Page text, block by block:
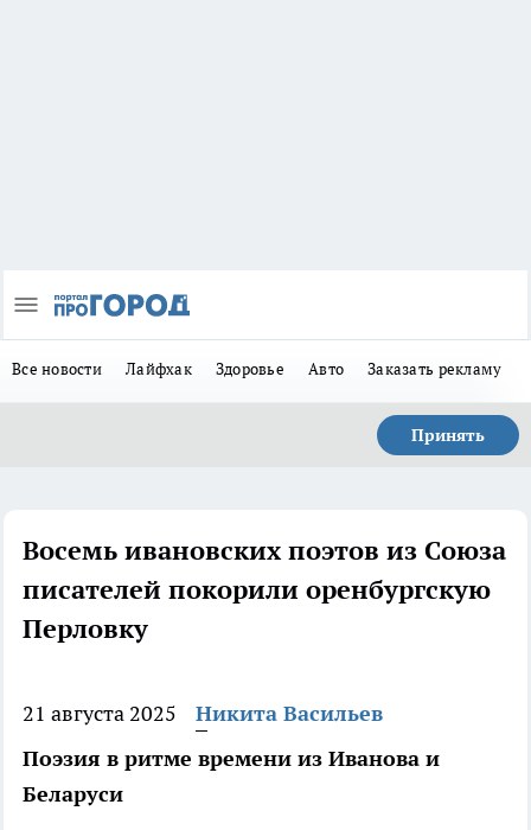
Все новости Лайфхак Здоровье Авто Заказать рекламу
Принять
Восемь ивановских поэтов из Союза
писателей покорили оренбургскую
Перловку
21 августа 2025
Никита Васильев
Поэзия в ритме времени из Иванова и
Беларуси